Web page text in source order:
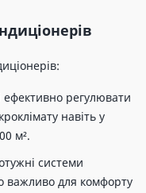
ефективно регулювати
навіть у
м².
системи
для комфорту